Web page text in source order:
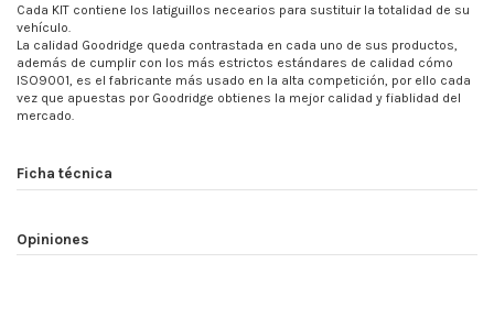
Cada KIT contiene los latiguillos necearios para sustituir la totalidad de su
vehículo.
La calidad Goodridge queda contrastada en cada uno de sus productos,
además de cumplir con los más estrictos estándares de calidad cómo
ISO9001, es el fabricante más usado en la alta competición, por ello cada
vez que apuestas por Goodridge obtienes la mejor calidad y fiablidad del
mercado.
Ficha técnica
Opiniones